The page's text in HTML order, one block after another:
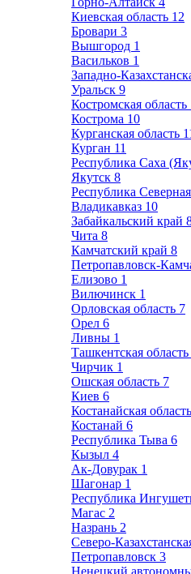
Киевская область 12
Бровари 3
Вышгород 1
Васильков 1
Западно-
Уральск 9
Костромская область
Кострома 10
Курганская область
Курган 11
Республика Саха
Якутск 8
Республика
Владикавказ 10
Забайкальский край
Чита 8
Камчатский край 8
Петропавловск-
Елизово 1
Вилючинск 1
Орловская область 7
Орел 6
Ливны 1
Ташкентская область
Чирчик 1
Ошская область 7
Киев 6
Костанайская область
Костанай 6
Республика Тыва 6
Кызыл 4
Ак-Довурак 1
Шагонар 1
Республика
Магас 2
Назрань 2
Северо-
Петропавловск 3
Ненецкий